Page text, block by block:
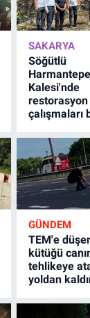
SAKARYA
Söğütlü
Harmantepe
Kalesi'nde
restorasyon
çalışmaları
GÜNDEM
TEM'e
kütüğü
tehlikeye
yoldan